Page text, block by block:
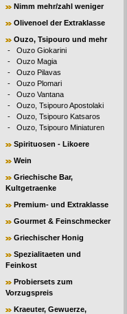
Nimm mehr/zahl weniger
Olivenoel der Extraklasse
Ouzo, Tsipouro und mehr
- Ouzo Giokarini
- Ouzo Magia
- Ouzo Pilavas
- Ouzo Plomari
- Ouzo Vantana
- Ouzo, Tsipouro Apostolaki
- Ouzo, Tsipouro Katsaros
- Ouzo, Tsipouro Miniaturen
Spirituosen - Likoere
Wein
Griechische Bar,
Kultgetraenke
Premium- und Extraklasse
Gourmet & Feinschmecker
Griechischer Honig
Spezialitaeten und
Feinkost
Probiersets zum
Vorzugspreis
Kraeuter, Gewuerze,